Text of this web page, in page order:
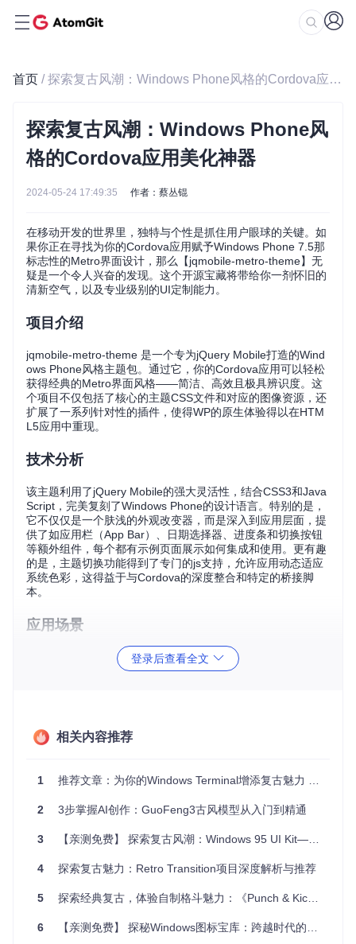
首页 / 探索复古风潮：Windows Phone风格的Cordova应用美化神器
探索复古风潮：Windows Phone风
格的Cordova应用美化神器
2024-05-24 17:49:35 作者：蔡丛锟
在移动开发的世界里，独特与个性是抓住用户眼球的关键。如
果你正在寻找为你的Cordova应用赋予Windows Phone 7.5那
标志性的Metro界面设计，那么【jqmobile-metro-theme】无
疑是一个令人兴奋的发现。这个开源宝藏将带给你一剂怀旧的
清新空气，以及专业级别的UI定制能力。
项目介绍
jqmobile-metro-theme 是一个专为jQuery Mobile打造的Wind
ows Phone风格主题包。通过它，你的Cordova应用可以轻松
获得经典的Metro界面风格——简洁、高效且极具辨识度。这
个项目不仅包括了核心的主题CSS文件和对应的图像资源，还
扩展了一系列针对性的插件，使得WP的原生体验得以在HTM
L5应用中重现。
技术分析
该主题利用了jQuery Mobile的强大灵活性，结合CSS3和Java
Script，完美复刻了Windows Phone的设计语言。特别的是，
它不仅仅是一个肤浅的外观改变器，而是深入到应用层面，提
供了如应用栏（App Bar）、日期选择器、进度条和切换按钮
等额外组件，每个都有示例页面展示如何集成和使用。更有趣
的是，主题切换功能得到了专门的js支持，允许应用动态适应
系统色彩，这得益于与Cordova的深度整合和特定的桥接脚
本。
应用场景
想象一下，你的应用面向的是那些怀念Windows Phone经典美
学的用户群，或者你需要为某个企业内部应用打造统一而熟悉
同平台提供一致的“本土”用户体验的项目中，它能发挥巨大作
用。
项目特点
兼容性：专门为Cordova在WP7.5上的运行优化，确保最佳
可定制性：通过CSS和JS插件，轻松调整至符合项目需求的
系统集成：硬件返回键处理、系统颜色检测和应用内日期选
全面文档：详细的技术文档和测试页，便于开发者快速上手
和调试。
开源精神：基于Apache 2.0许可，社区维护，鼓励贡献和定
登录后查看全文
相关内容推荐
1 推荐文章：为你的Windows Terminal增添复古魅力 —— Windows Terminal Shaders项目深度解析
2 3步掌握AI创作：GuoFeng3古风模型从入门到精通
3 【亲测免费】 探索复古风潮：Windows 95 UI Kit——重拾旧日情怀的现代前端宝藏
4 探索复古魅力：Retro Transition项目深度解析与推荐
5 探索经典复古，体验自制格斗魅力：《Punch & Kick》开源项目推荐
6 【亲测免费】 探秘Windows图标宝库：跨越时代的视觉遗产，2035个图标任你取！